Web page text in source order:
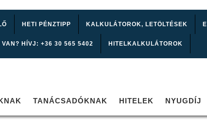
HETI PÉNZTIPP KALKULÁTOROK, LETÖLTÉSEK
VAN? HÍVJ: +36 30 565 5402 HITELKALKULÁTOROK
TANÁCSADÓKNAK HITELEK NYUGDÍJ